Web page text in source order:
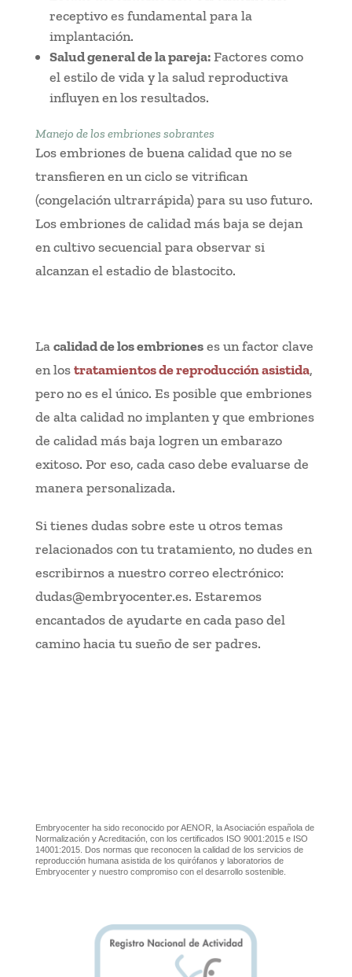
receptivo es fundamental para la
implantación.
Salud general de la pareja:Factores como
el estilo de vida y la salud reproductiva
influyen en los resultados.
Manejo de los embriones sobrantes
Los embriones de buena calidad que no se
transfieren en un ciclo se vitrifican
(congelación ultrarrápida) para su uso futuro.
Los embriones de calidad más baja se dejan
en cultivo secuencial para observar si
alcanzan el estadio de blastocito.
Lacalidad de los embrioneses un factor clave
en lostratamientos de reproducción asistida,
pero no es el único. Es posible que embriones
de alta calidad no implanten y que embriones
de calidad más baja logren un embarazo
exitoso. Por eso, cada caso debe evaluarse de
manera personalizada.
Si tienes dudas sobre este u otros temas
relacionados con tu tratamiento, no dudes en
escribirnos a nuestro correo electrónico:
dudas@embryocenter.es. Estaremos
encantados de ayudarte en cada paso del
camino hacia tu sueño de ser padres.
Embryocenter ha sido reconocido por AENOR, la Asociación española de
Normalización y Acreditación, con los certificados ISO 9001:2015 e ISO
14001:2015. Dos normas que reconocen la calidad de los servicios de
reproducción humana asistida de los quirófanos y laboratorios de
Embryocenter y nuestro compromiso con el desarrollo sostenible.